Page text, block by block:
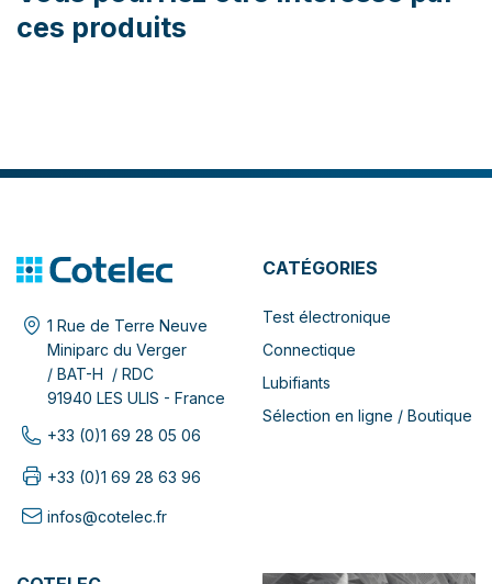
ces produits
1 Rue de Terre Neuve
Miniparc du Verger
/ BAT-H / RDC
91940 LES ULIS - France
+33 (0)1 69 28 05 06
+33 (0)1 69 28 63 96
infos@cotelec.fr
CATÉGORIES
Test électronique
Connectique
Lubifiants
Sélection en ligne / Boutique